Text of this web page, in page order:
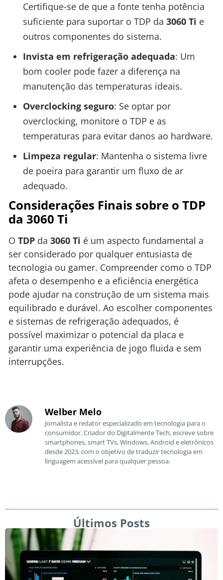
Certifique-se de que a fonte tenha potência
suficiente para suportar o TDP da 3060 Ti e
outros componentes do sistema.
Invista em refrigeração adequada: Um
bom cooler pode fazer a diferença na
manutenção das temperaturas ideais.
Overclocking seguro: Se optar por
overclocking, monitore o TDP e as
temperaturas para evitar danos ao hardware.
Limpeza regular: Mantenha o sistema livre
de poeira para garantir um fluxo de ar
adequado.
Considerações Finais sobre o TDP
da 3060 Ti
O TDP da 3060 Ti é um aspecto fundamental a
ser considerado por qualquer entusiasta de
tecnologia ou gamer. Compreender como o TDP
afeta o desempenho e a eficiência energética
pode ajudar na construção de um sistema mais
equilibrado e durável. Ao escolher componentes
e sistemas de refrigeração adequados, é
possível maximizar o potencial da placa e
garantir uma experiência de jogo fluida e sem
interrupções.
Welber Melo
Jornalista e redator especializado em tecnologia para o
consumidor. Criador do Digitalmente Tech, escreve sobre
smartphones, smart TVs, Windows, Android e eletrônicos
desde 2023, com o objetivo de traduzir tecnologia em
linguagem acessível para qualquer pessoa.
Últimos Posts